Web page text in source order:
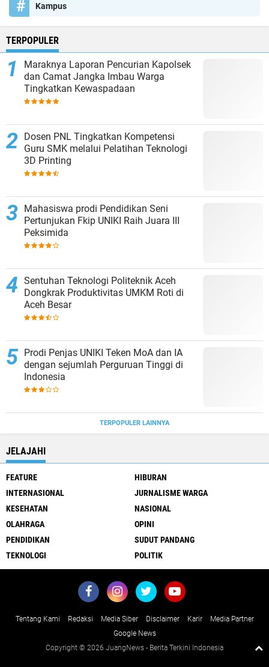
Kampus
TERPOPULER
Maraknya Laporan Pencurian Kapolsek
dan Camat Jangka Imbau Warga
Tingkatkan Kewaspadaan
Dosen PNL Tingkatkan Kompetensi
Guru SMK melalui Pelatihan Teknologi
3D Printing
Mahasiswa prodi Pendidikan Seni
Pertunjukan Fkip UNIKI Raih Juara III
Peksimida
Sentuhan Teknologi Politeknik Aceh
Dongkrak Produktivitas UMKM Roti di
Aceh Besar
Prodi Penjas UNIKI Teken MoA dan IA
dengan sejumlah Perguruan Tinggi di
Indonesia
TERPOPULER LAINNYA
JELAJAHI
FEATURE
HIBURAN
INTERNASIONAL
JURNALISME WARGA
KESEHATAN
NASIONAL
OLAHRAGA
OPINI
PENDIDIKAN
SUDUT PANDANG
TEKNOLOGI
POLITIK
Tentang Kami Redaksi Media Siber Disclaimer Karir
Media Partner
Google News
Copyright © 2026 JuangNews - Berita Terkini Indonesia